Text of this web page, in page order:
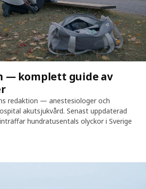
— komplett guide av
redaktion — anestesiologer och
akutsjukvård. Senast uppdaterad
hundratusentals olyckor i Sverige